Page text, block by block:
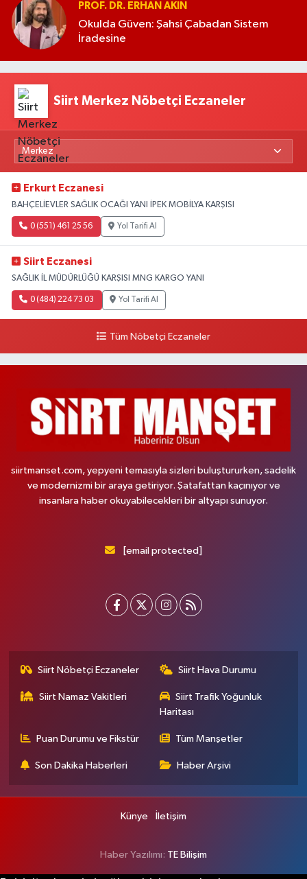
PROF. DR. ERHAN AKIN
Okulda Güven: Şahsi Çabadan Sistem
İradesine
Siirt Merkez Nöbetçi Eczaneler
Erkurt Eczanesi
BAHÇELİEVLER SAĞLIK OCAĞI YANI İPEK MOBİLYA KARŞISI
0 (551) 461 25 56 Yol Tarifi Al
Siirt Eczanesi
SAĞLIK İL MÜDÜRLÜĞÜ KARŞISI MNG KARGO YANI
0 (484) 224 73 03 Yol Tarifi Al
Tüm Nöbetçi Eczaneler
siirtmanset.com, yepyeni temasıyla sizleri buluştururken, sadelik
ve modernizmi bir araya getiriyor. Şatafattan kaçınıyor ve
insanlara haber okuyabilecekleri bir altyapı sunuyor.
[email protected]
Siirt Nöbetçi Eczaneler Siirt Hava Durumu
Siirt Namaz Vakitleri
Siirt Trafik Yoğunluk
Haritası
Puan Durumu ve Fikstür Tüm Manşetler
Son Dakika Haberleri Haber Arşivi
Künye İletişim
Haber Yazılımı: TE Bilişim